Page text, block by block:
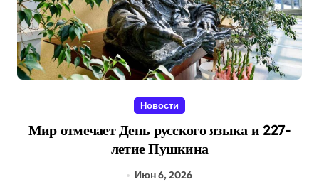
Новости
Мир отмечает День русского языка и 227-
летие Пушкина
Июн 6, 2026